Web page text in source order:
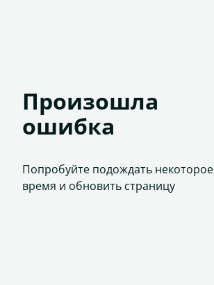
Произошла
ошибка
Попробуйте подождать некоторое
время и обновить страницу